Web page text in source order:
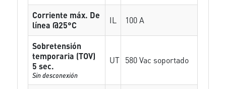
Corriente máx. De
línea @25°C
IL 100 A
Sobretensión
temporaria (TOV)
5 sec.
Sin desconexión
UT 580 Vac soportado